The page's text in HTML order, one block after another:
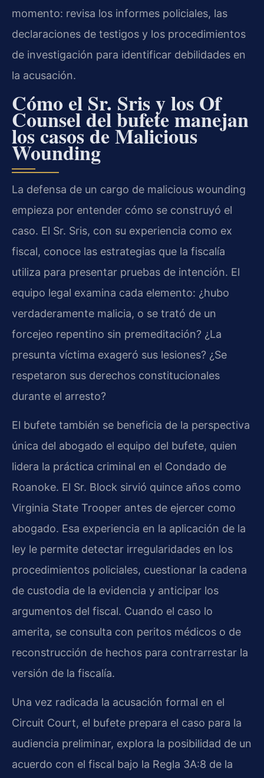
momento: revisa los informes policiales, las
declaraciones de testigos y los procedimientos
de investigación para identificar debilidades en
la acusación.
Cómo el Sr. Sris y los Of
Counsel del bufete manejan
los casos de Malicious
Wounding
La defensa de un cargo de malicious wounding
empieza por entender cómo se construyó el
caso. El Sr. Sris, con su experiencia como ex
fiscal, conoce las estrategias que la fiscalía
utiliza para presentar pruebas de intención. El
equipo legal examina cada elemento: ¿hubo
verdaderamente malicia, o se trató de un
forcejeo repentino sin premeditación? ¿La
presunta víctima exageró sus lesiones? ¿Se
respetaron sus derechos constitucionales
durante el arresto?
El bufete también se beneficia de la perspectiva
única del abogado el equipo del bufete, quien
lidera la práctica criminal en el Condado de
Roanoke. El Sr. Block sirvió quince años como
Virginia State Trooper antes de ejercer como
abogado. Esa experiencia en la aplicación de la
ley le permite detectar irregularidades en los
procedimientos policiales, cuestionar la cadena
de custodia de la evidencia y anticipar los
argumentos del fiscal. Cuando el caso lo
amerita, se consulta con peritos médicos o de
reconstrucción de hechos para contrarrestar la
versión de la fiscalía.
Una vez radicada la acusación formal en el
Circuit Court, el bufete prepara el caso para la
audiencia preliminar, explora la posibilidad de un
acuerdo con el fiscal bajo la Regla 3A:8 de la